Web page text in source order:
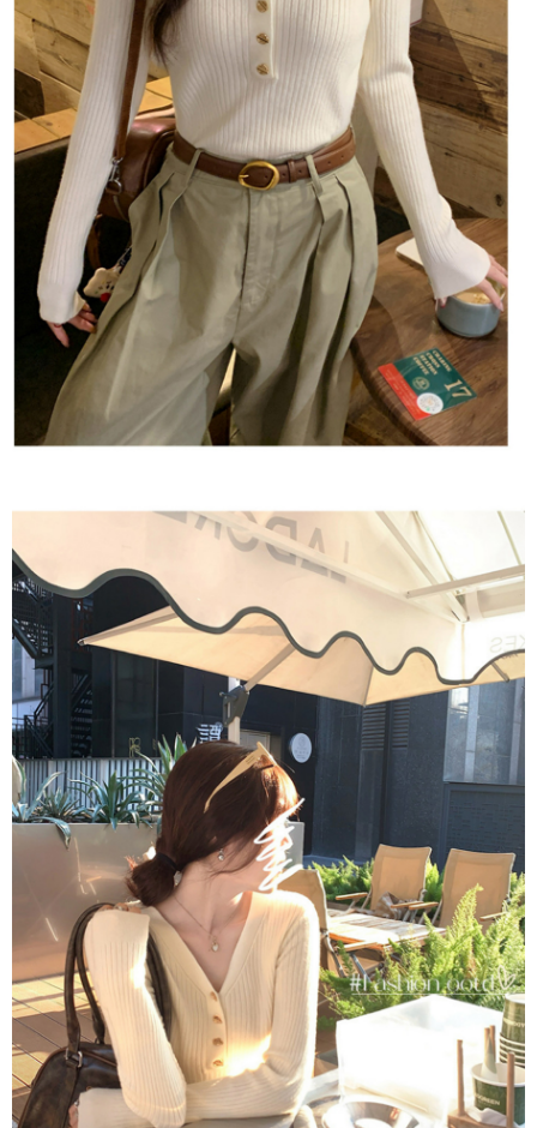
３．收到繳費通知簡訊後14天內，點擊此簡訊中的連結，可透過四大超商／
ATM／網路銀行／等多元方式進行付款，方視為交易完成。
※ 請注意：結帳手續完成當下不需立刻繳費，但若您需要取消訂單，請聯絡
購買商品的店家。未經商家同意取消之訂單仍視為有效，需透過AFTEE先享
後付繳納相關費用。
※ 交易是否成功請以「AFTEE先享後付 」之結帳頁面顯示為準，若有關於
是否繳費成功／繳費後需取消欲退款等相關疑問，請聯繫「AFTEE先享後付
客戶支援中心」
https://netprotections.freshdesk.com/support/home
【注意事項】
１．透過由恩沛科技股份有限公司提供之「AFTEE先享後付」服務完成之交
易，需依本服務之必要範圍內提供個人資料，並將交易相關給付款項請求債
權轉讓予恩沛科技股份有限公司。
２．關於個人資料處理事宜，請瀏覽以下網址：
https://aftee.tw/terms/#terms3
３．未成年的使用者請事先徵得法定代理人或監護人之同意方可使用
「AFTEE先享後付」，若未經同意申辦者引起之損失，本公司不負相關責
４．使用「AFTEE先享後付」時，將依據個別帳號之用戶狀況，依本公司即
時審查核予不同之上限額度；若仍有額度不足之情形，本公司將視審查結果
請求用戶進行身份認證。
萊爾富取貨付款
每筆NT$80，滿NT$1,500(含以上)免運費
付款後萊爾富取貨
每筆NT$80，滿NT$1,500(含以上)免運費
離島取貨加價40
每筆NT$80，滿NT$1,500(含以上)免運費
付款後7-11取貨
每筆NT$80，滿NT$1,500(含以上)免運費
每筆NT$100，滿NT$1,500(含以上)免運費
海外宅配 查看運費